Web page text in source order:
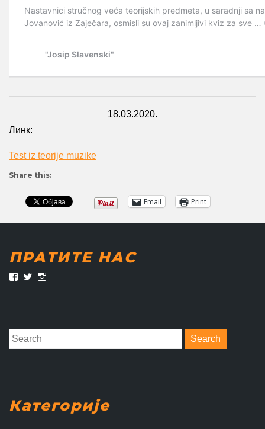
18.03.2020.
Линк:
Test iz teorije muzike
Share this:
Email Print
ПРАТИТЕ НАС
Категорије